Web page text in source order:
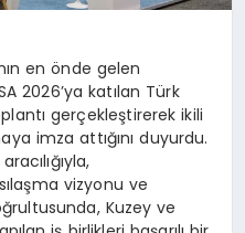
en önde gelen
2026’ya katılan Türk
gerçekleştirerek ikili
imza attığını duyurdu.
vizyonu ve
Kuzey ve